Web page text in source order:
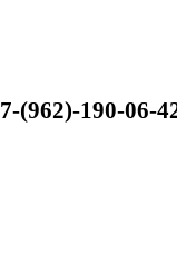
(962)-190-06-